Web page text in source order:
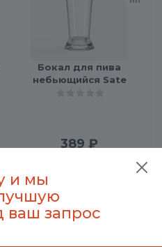
Бокал для пива
небьющийся Sate
389 ₽
и мы
ваш запрос